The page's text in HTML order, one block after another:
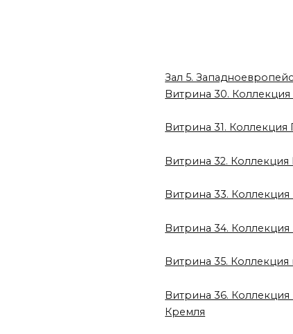
Зал 5.
Витрина 30.
Витрина 31.
Витрина 32.
Витрина 33.
Витрина 34.
Витрина 35.
Витрина 36.
Кремля